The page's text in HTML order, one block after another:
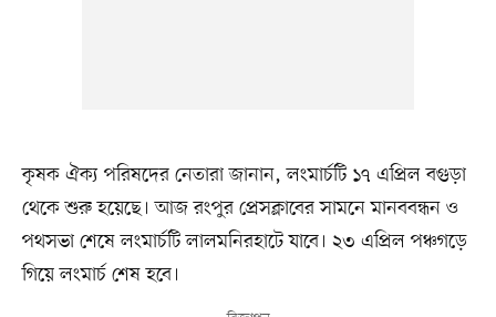
কৃষক ঐক্য পরিষদের নেতারা জানান, লংমার্চটি ১৭ এপ্রিল বগুড়া
থেকে শুরু হয়েছে। আজ রংপুর প্রেসক্লাবের সামনে মানববন্ধন ও
পথসভা শেষে লংমার্চটি লালমনিরহাটে যাবে। ২৩ এপ্রিল পঞ্চগড়ে
গিয়ে লংমার্চ শেষ হবে।